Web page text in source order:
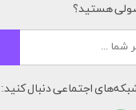
هستید؟
شبکه‌های اجتماعی دنبال کنید: